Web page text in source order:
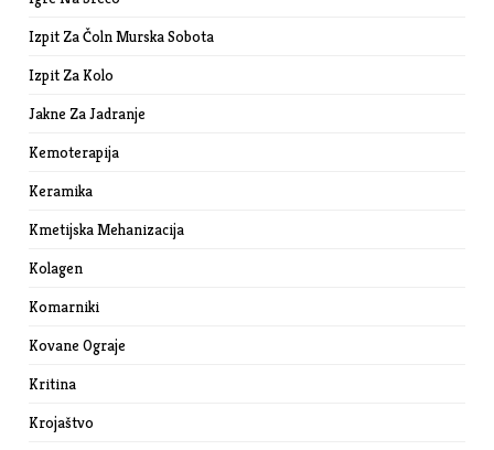
Izpit Za Čoln Murska Sobota
Izpit Za Kolo
Jakne Za Jadranje
Kemoterapija
Keramika
Kmetijska Mehanizacija
Kolagen
Komarniki
Kovane Ograje
Kritina
Krojaštvo